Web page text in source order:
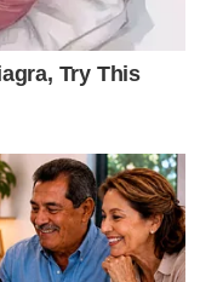
Try This